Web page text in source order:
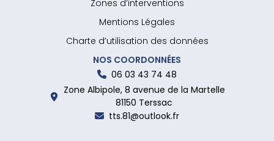
Zones d’interventions
Mentions Légales
Charte d’utilisation des données
NOS COORDONNÉES
06 03 43 74 48
Zone Albipole, 8 avenue de la Martelle
81150 Terssac
tts.81@outlook.fr